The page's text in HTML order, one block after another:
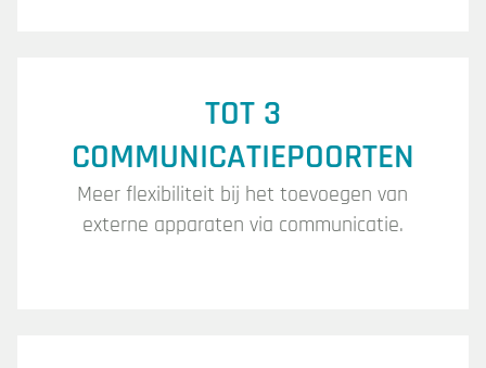
TOT 3
COMMUNICATIEPOORTEN
Meer flexibiliteit bij het toevoegen van
externe apparaten via communicatie.